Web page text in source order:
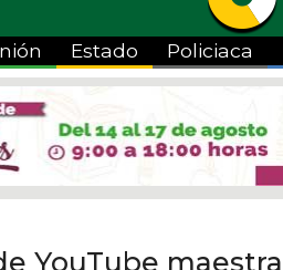
Estado Policiaca
YouTube